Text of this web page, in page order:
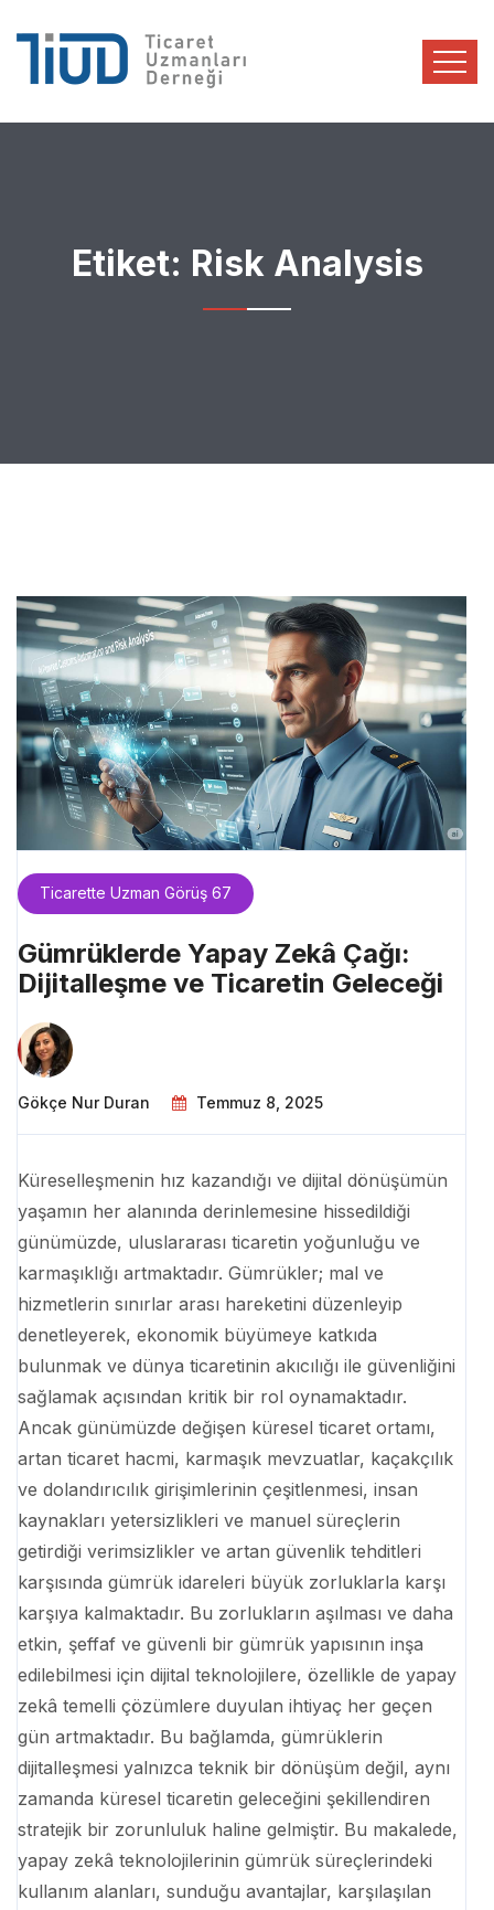
Etiket: Risk Analysis
Ticarette Uzman Görüş 67
Gümrüklerde Yapay Zekâ Çağı:
Dijitalleşme ve Ticaretin Geleceği
Gökçe Nur Duran Temmuz 8, 2025
Küreselleşmenin hız kazandığı ve dijital dönüşümün
yaşamın her alanında derinlemesine hissedildiği
günümüzde, uluslararası ticaretin yoğunluğu ve
karmaşıklığı artmaktadır. Gümrükler; mal ve
hizmetlerin sınırlar arası hareketini düzenleyip
denetleyerek, ekonomik büyümeye katkıda
bulunmak ve dünya ticaretinin akıcılığı ile güvenliğini
sağlamak açısından kritik bir rol oynamaktadır.
Ancak günümüzde değişen küresel ticaret ortamı,
artan ticaret hacmi, karmaşık mevzuatlar, kaçakçılık
ve dolandırıcılık girişimlerinin çeşitlenmesi, insan
kaynakları yetersizlikleri ve manuel süreçlerin
getirdiği verimsizlikler ve artan güvenlik tehditleri
karşısında gümrük idareleri büyük zorluklarla karşı
karşıya kalmaktadır. Bu zorlukların aşılması ve daha
etkin, şeffaf ve güvenli bir gümrük yapısının inşa
edilebilmesi için dijital teknolojilere, özellikle de yapay
zekâ temelli çözümlere duyulan ihtiyaç her geçen
gün artmaktadır. Bu bağlamda, gümrüklerin
dijitalleşmesi yalnızca teknik bir dönüşüm değil, aynı
zamanda küresel ticaretin geleceğini şekillendiren
stratejik bir zorunluluk haline gelmiştir. Bu makalede,
yapay zekâ teknolojilerinin gümrük süreçlerindeki
kullanım alanları, sunduğu avantajlar, karşılaşılan